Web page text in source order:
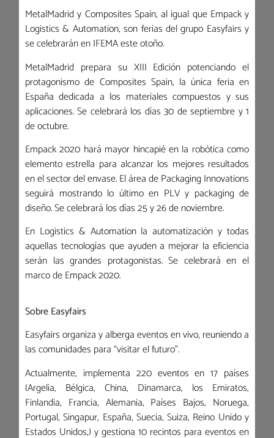
MetalMadrid y Composites Spain, al igual que Empack y
Logistics & Automation, son ferias del grupo Easyfairs y
se celebrarán en IFEMA este otoño.
MetalMadrid prepara su XIII Edición potenciando el
protagonismo de Composites Spain, la única feria en
España dedicada a los materiales compuestos y sus
aplicaciones. Se celebrará los días 30 de septiembre y 1
de octubre.
Empack 2020 hará mayor hincapié en la robótica como
elemento estrella para alcanzar los mejores resultados
en el sector del envase. El área de Packaging Innovations
seguirá mostrando lo último en PLV y packaging de
diseño. Se celebrará los días 25 y 26 de noviembre.
En Logistics & Automation la automatización y todas
aquellas tecnologías que ayuden a mejorar la eficiencia
serán las grandes protagonistas. Se celebrará en el
marco de Empack 2020.
Sobre Easyfairs
Easyfairs organiza y alberga eventos en vivo, reuniendo a
las comunidades para “visitar el futuro”.
Actualmente, implementa 220 eventos en 17 países
(Argelia, Bélgica, China, Dinamarca, los Emiratos,
Finlandia, Francia, Alemania, Países Bajos, Noruega,
Portugal, Singapur, España, Suecia, Suiza, Reino Unido y
Estados Unidos,) y gestiona 10 recintos para eventos en